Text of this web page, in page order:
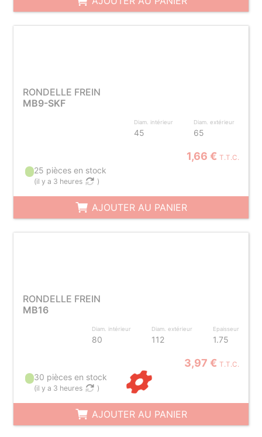
RONDELLE FREIN
MB9-SKF
Diam. intérieur
45
Diam. extérieur
65
1,66 € T.T.C.
25 pièces en stock
(il y a 3 heures )
AJOUTER AU PANIER
RONDELLE FREIN
MB16
Diam. intérieur
80
Diam. extérieur
112
Epaisseur
1.75
3,97 € T.T.C.
30 pièces en stock
(il y a 3 heures )
AJOUTER AU PANIER